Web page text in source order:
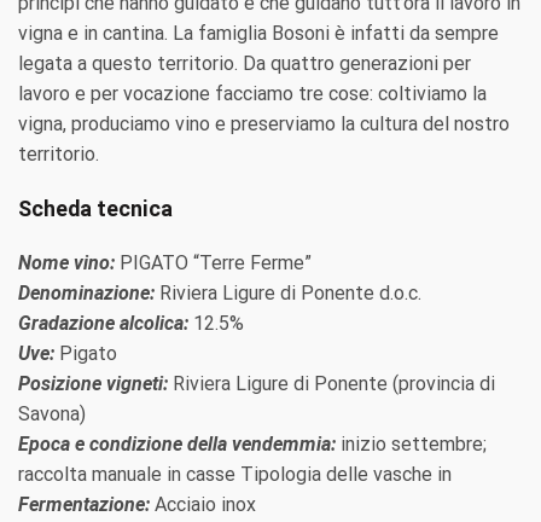
vigna e in cantina. La famiglia Bosoni è infatti da sempre
legata a questo territorio. Da quattro generazioni per
lavoro e per vocazione facciamo tre cose: coltiviamo la
vigna, produciamo vino e preserviamo la cultura del nostro
territorio.
Scheda tecnica
Nome vino: PIGATO “Terre Ferme”
Denominazione: Riviera Ligure di Ponente d.o.c.
Gradazione alcolica: 12.5%
Uve: Pigato
Posizione vigneti: Riviera Ligure di Ponente (provincia di
Savona)
Epoca e condizione della vendemmia: inizio settembre;
raccolta manuale in casse Tipologia delle vasche in
Fermentazione: Acciaio inox